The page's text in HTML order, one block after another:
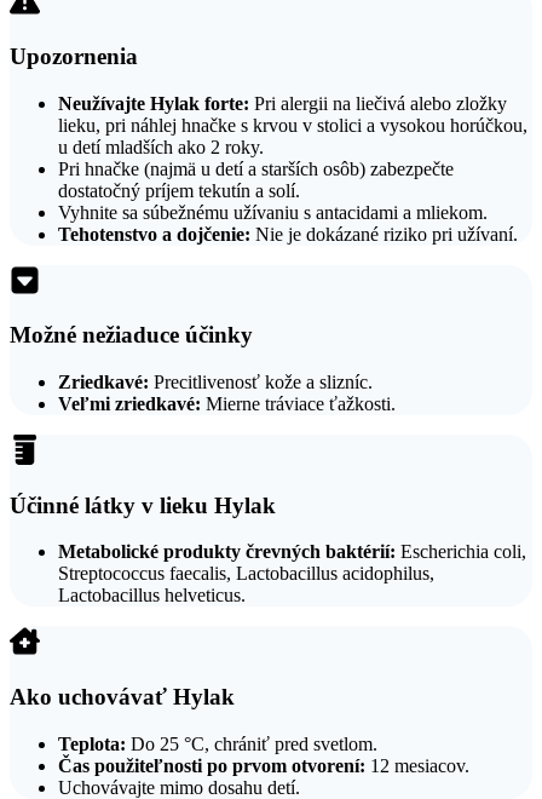
Upozornenia
Neužívajte Hylak forte: Pri alergii na liečivá alebo zložky
lieku, pri náhlej hnačke s krvou v stolici a vysokou horúčkou,
u detí mladších ako 2 roky.
Pri hnačke (najmä u detí a starších osôb) zabezpečte
dostatočný príjem tekutín a solí.
Vyhnite sa súbežnému užívaniu s antacidami a mliekom.
Tehotenstvo a dojčenie: Nie je dokázané riziko pri užívaní.
Možné nežiaduce účinky
Zriedkavé: Precitlivenosť kože a slizníc.
Veľmi zriedkavé: Mierne tráviace ťažkosti.
Účinné látky v lieku Hylak
Metabolické produkty črevných baktérií: Escherichia coli,
Streptococcus faecalis, Lactobacillus acidophilus,
Lactobacillus helveticus.
Ako uchovávať Hylak
Teplota: Do 25 °C, chrániť pred svetlom.
Čas použiteľnosti po prvom otvorení: 12 mesiacov.
Uchovávajte mimo dosahu detí.